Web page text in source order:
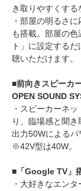
き取りやすくする
・部屋の明るさ
も搭載。部屋の
ト」に設定する
聴いただけます。
■前向きスピーカ
OPEN SOUND
・スピーカーネ
り、臨場感と聞
出力50Wによるパ
※42V型は40W。
■「Google TV」
・大好きなエン